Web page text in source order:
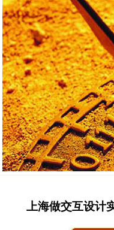
上海做交互设计